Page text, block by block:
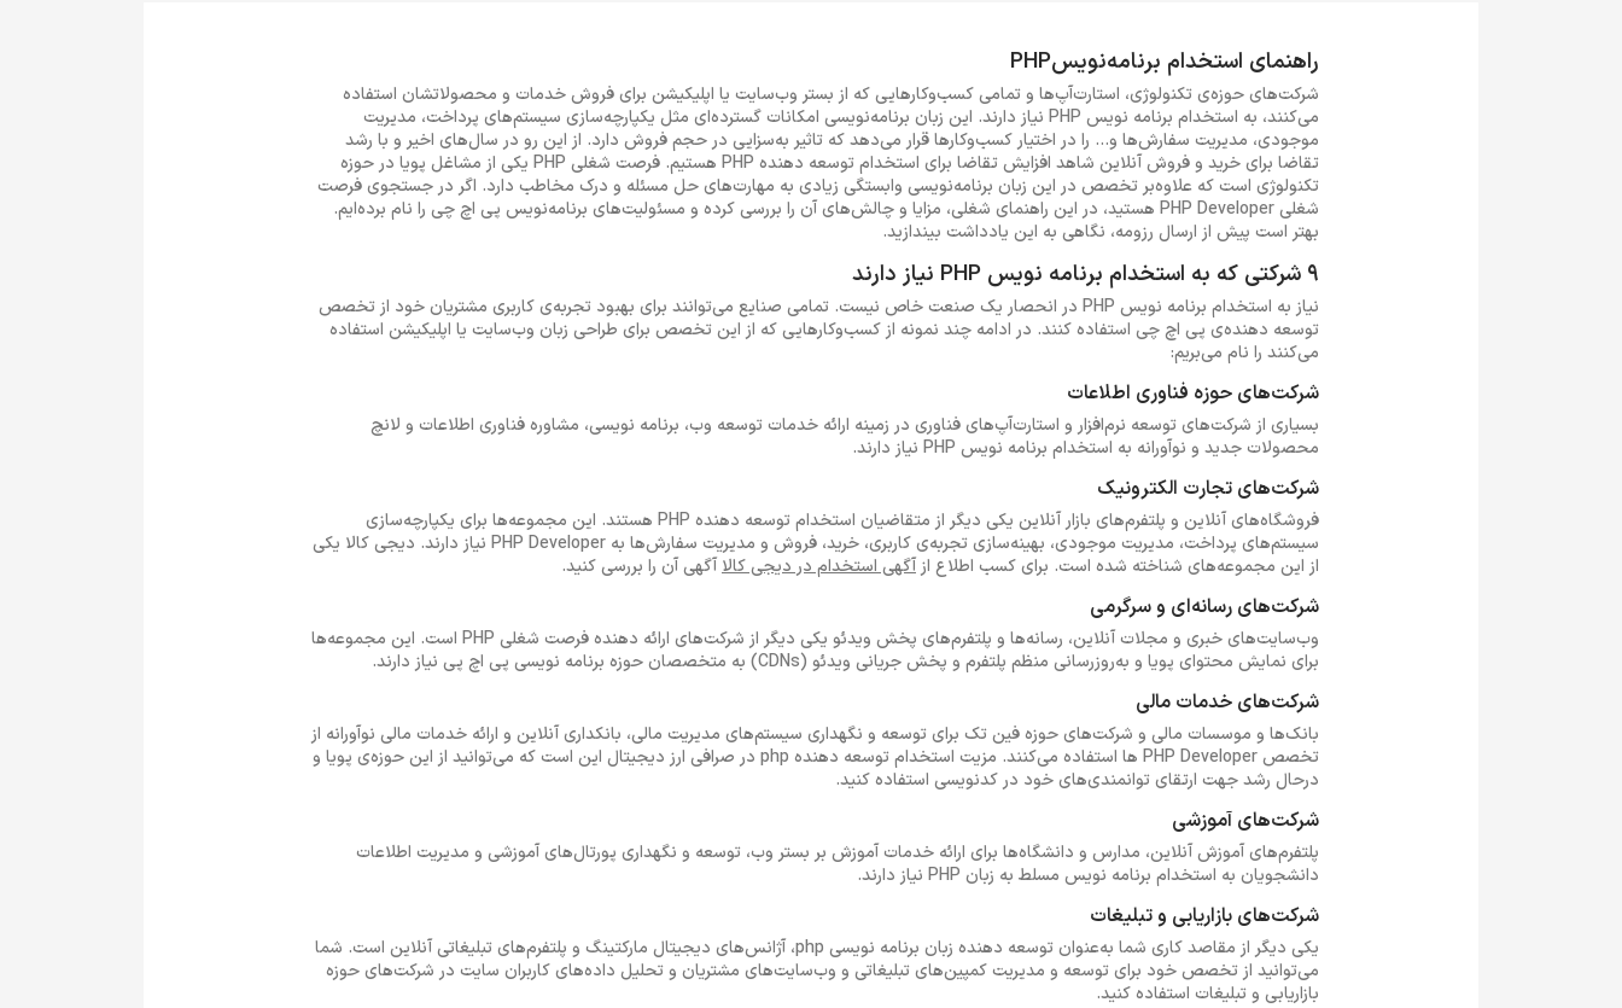
راهنمای استخدام برنامه‌نویسPHP
شرکت‌های حوزه‌ی تکنولوژی، استارت‌آپ‌ها و تمامی کسب‌وکارهایی که از بستر وب‌سایت یا اپلیکیشن برای فروش خدمات و محصولاتشان استفاده
می‌کنند، به استخدام برنامه نویس PHP نیاز دارند. این زبان برنامه‌نویسی امکانات گسترده‌ای مثل یکپارچه‌سازی سیستم‌های پرداخت، مدیریت
موجودی، مدیریت سفارش‌ها و... را در اختیار کسب‌وکارها قرار می‌دهد که تاثیر به‌سزایی در حجم فروش دارد. از این رو در سال‌های اخیر و با رشد
تقاضا برای خرید و فروش آنلاین شاهد افزایش تقاضا برای استخدام توسعه دهنده PHP هستیم. فرصت شغلی PHP یکی از مشاغل پویا در حوزه
تکنولوژی است که علاوه‌بر تخصص در این زبان برنامه‌نویسی وابستگی زیادی به مهارت‌های حل مسئله و درک مخاطب دارد. اگر در جستجوی فرصت
شغلی PHP Developer هستید، در این راهنمای شغلی، مزایا و چالش‌های آن را بررسی کرده و مسئولیت‌های برنامه‌نویس پی اچ چی را نام برده‌ایم.
بهتر است پیش از ارسال رزومه، نگاهی به این یادداشت بیندازید.
9 شرکتی که به استخدام برنامه‌ نویس PHP نیاز دارند
نیاز به استخدام برنامه نویس PHP در انحصار یک صنعت خاص نیست. تمامی صنایع می‌توانند برای بهبود تجربه‌ی کاربری مشتریان خود از تخصص
توسعه دهنده‌ی پی اچ چی استفاده کنند. در ادامه چند نمونه از کسب‌وکارهایی که از این تخصص برای طراحی زبان وب‌سایت یا اپلیکیشن استفاده
می‌کنند را نام می‌بریم:
شرکت‌های حوزه فناوری اطلاعات
بسیاری از شرکت‌های توسعه نرم‌افزار و استارت‌آپ‌های فناوری در زمینه ارائه خدمات توسعه وب، برنامه نویسی، مشاوره فناوری اطلاعات و لانچ
محصولات جدید و نوآورانه به استخدام برنامه نویس PHP نیاز دارند.
شرکت‌های تجارت الکترونیک
فروشگاه‌های آنلاین و پلتفرم‌های بازار آنلاین یکی دیگر از متقاضیان استخدام توسعه دهنده PHP هستند. این مجموعه‌ها برای یکپارچه‌سازی
سیستم‌های پرداخت، مدیریت موجودی، بهینه‌سازی تجربه‌ی کاربری، خرید، فروش و مدیریت سفارش‌ها به PHP Developer نیاز دارند. دیجی کالا یکی
از این مجموعه‌های شناخته شده است. برای کسب اطلاع از آگهی استخدام در دیجی کالاآگهی آن را بررسی کنید.
شرکت‌های رسانه‌ای و سرگرمی
وب‌سایت‌های خبری و مجلات آنلاین، رسانه‌ها و پلتفرم‌های پخش ویدئو یکی دیگر از شرکت‌های ارائه دهنده فرصت شغلی PHP است. این مجموعه‌ها
برای نمایش محتوای پویا و به‌روزرسانی منظم پلتفرم‌ و پخش جریانی ویدئو (CDNs) به متخصصان حوزه برنامه نویسی پی اچ پی نیاز دارند.
شرکت‌های خدمات مالی
بانک‌ها و موسسات مالی و شرکت‌های حوزه فین تک برای توسعه و نگهداری سیستم‌های مدیریت مالی، بانکداری آنلاین و ارائه خدمات مالی نوآورانه از
تخصص PHP Developer ها استفاده می‌کنند. مزیت استخدام توسعه دهنده php در صرافی ارز دیجیتال این است که می‌توانید از این حوزه‌ی پویا و
درحال رشد جهت ارتقای توانمندی‌های خود در کدنویسی استفاده کنید.
شرکت‌های آموزشی
پلتفرم‌های آموزش آنلاین، مدارس و دانشگاه‌ها برای ارائه خدمات آموزش بر بستر وب، توسعه و نگهداری پورتال‌های آموزشی و مدیریت اطلاعات
دانشجویان به استخدام برنامه نویس مسلط به زبان PHP نیاز دارند.
شرکت‌های بازاریابی و تبلیغات
یکی دیگر از مقاصد کاری شما به‌عنوان توسعه دهنده زبان برنامه نویسی php، آژانس‌های دیجیتال مارکتینگ و پلتفرم‌های تبلیغاتی آنلاین است. شما
می‌توانید از تخصص خود برای توسعه و مدیریت کمپین‌های تبلیغاتی و وب‌سایت‌های مشتریان و تحلیل داده‌های کاربران سایت در شرکت‌های حوزه
بازاریابی و تبلیغات استفاده کنید.